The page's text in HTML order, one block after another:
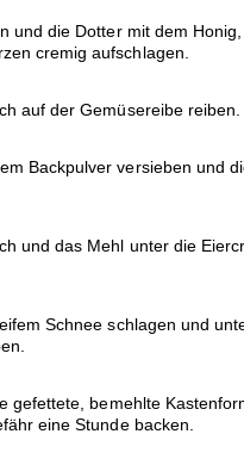
und die Dotter mit dem
cremig aufschlagen.
auf der Gemüsereibe reiben.
Backpulver versieben und
und das Mehl unter die
Schnee schlagen und
gefettete, bemehlte
eine Stunde backen.